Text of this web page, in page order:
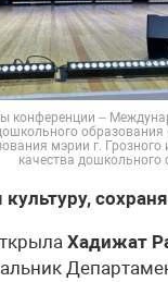
конференции –
мэрии г. Грозного
качества
культуру,
Хадижат